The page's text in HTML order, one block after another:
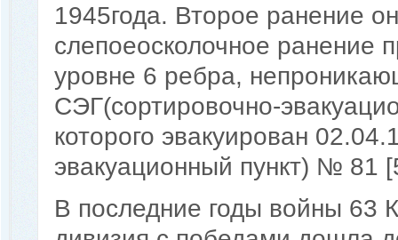
1945года. Второе ранение
слепоеосколочное ранение
уровне 6 ребра,
СЭГ(сортировочно-
которого эвакуирован
эвакуационный пункт) № 81
В последние годы войны 63